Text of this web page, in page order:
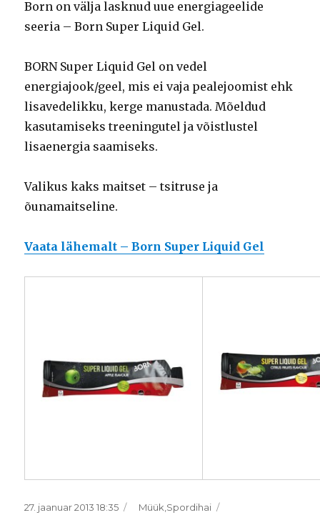
Born on välja lasknud uue energiageelide
seeria – Born Super Liquid Gel.
BORN Super Liquid Gel on vedel
energiajook/geel, mis ei vaja pealejoomist ehk
lisavedelikku, kerge manustada. Mõeldud
kasutamiseks treeningutel ja võistlustel
lisaenergia saamiseks.
Valikus kaks maitset – tsitruse ja
õunamaitseline.
Vaata lähemalt – Born Super Liquid Gel
Postitatud
27. jaanuar 2013 18:35 Rubriigid
Müük,Spordihai